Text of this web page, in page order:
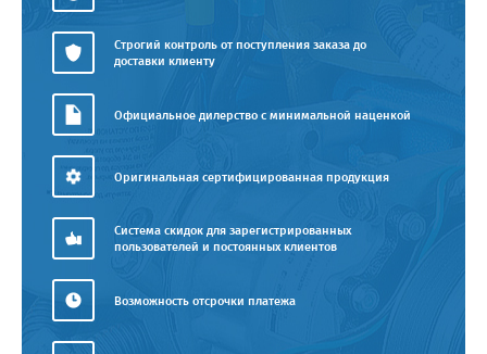
Строгий контроль от поступления заказа до
доставки клиенту
Официальное дилерство с минимальной наценкой
Оригинальная сертифицированная продукция
Система скидок для зарегистрированных
пользователей и постоянных клиентов
Возможность отсрочки платежа